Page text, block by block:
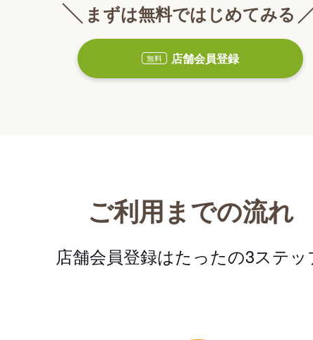
まずは無料ではじめてみる
無料 店舗会員登録
ご利用までの流れ
店舗会員登録はたったの3ステッ